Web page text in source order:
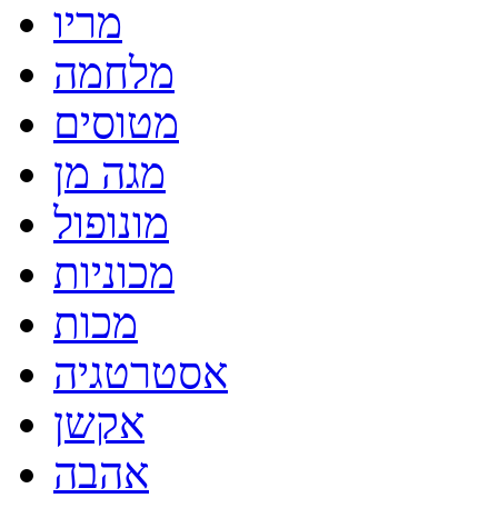
מריו
מלחמה
מטוסים
מגה מן
מונופול
מכוניות
מכות
אסטרטגיה
אקשן
אהבה